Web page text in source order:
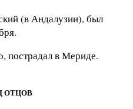
(в Андалузии), был
пострадал в Мериде.
ОТЦОВ